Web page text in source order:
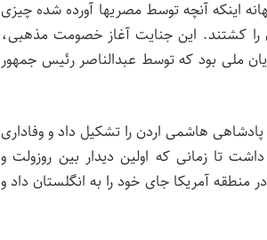
اینکه آنچه توسط مصری­ها آورده شده چیزی
کشتند. این جنایت آغاز خصومت مذهبی،
ملی بود که توسط عبدالناصر رئیس جمهور
در سال ۱۹۴۶ در اراضی شمال حجاز پادشاهی هاشمی اردن را تشکیل داد و وفاداری
داشت تا زمانی که اولین دیدار بین روزولت و
آمریکا جای خود را به انگلستان داد و